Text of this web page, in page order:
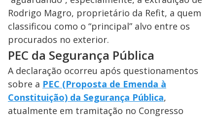
Rodrigo Magro, proprietário da Refit, a quem
classificou como o “principal” alvo entre os
procurados no exterior.
PEC da Segurança Pública
A declaração ocorreu após questionamentos
sobre a PEC (Proposta de Emenda à
Constituição) da Segurança Pública,
atualmente em tramitação no Congresso